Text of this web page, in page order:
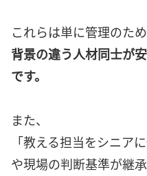
これらは単に管理のため
背景の違う人材同士が
です。
また、
「教える担当をシニア
や現場の判断基準が継承